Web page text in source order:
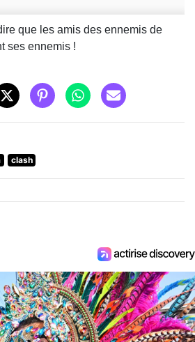
que les amis des ennemis de
ses ennemis !
clash